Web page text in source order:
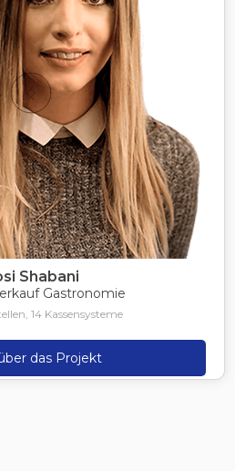
Shabani
Gastronomie
14 Kassensysteme
das Projekt